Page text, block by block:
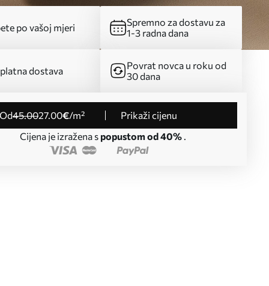
po vašoj mjeri
Spremno za dostavu za
1-3 radna dana
dostava
Povrat novca u roku od
30 dana
od45.0027.00€/m²
Prikaži cijenu
Cijena je izražena s popustom od 40%.